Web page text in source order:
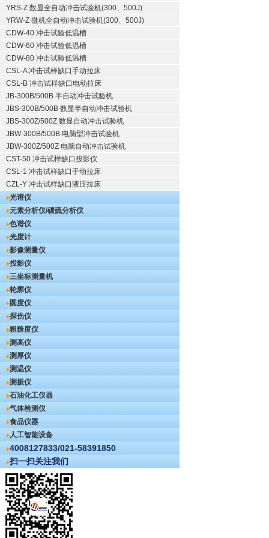
YRS-Z 数显全自动冲击试验机(300、500J)
YRW-Z 微机全自动冲击试验机(300、500J)
CDW-40 冲击试验低温槽
CDW-60 冲击试验低温槽
CDW-80 冲击试验低温槽
CSL-A 冲击试样缺口手动拉床
CSL-B 冲击试样缺口电动拉床
JB-300B/500B 半自动冲击试验机
JBS-300B/500B 数显半自动冲击试验机
JBS-300Z/500Z 数显自动冲击试验机
JBW-300B/500B 电脑型冲击试验机
JBW-300Z/500Z 电脑自动冲击试验机
CST-50 冲击试样缺口投影仪
CSL-1 冲击试样缺口手动拉床
CZL-Y 冲击试样缺口液压拉床
光谱仪
元素分析仪/碳硫分析仪
色谱仪
光度计
影像测量仪
投影仪
三坐标测量机
轮廓仪
圆度仪
探伤仪
粗糙度仪
测高仪
测厚仪
测温仪
测振仪
石油化工仪器
气体检测仪
食品仪器
人工智能设备
4008127833/021-58391850
扫一扫关注我们